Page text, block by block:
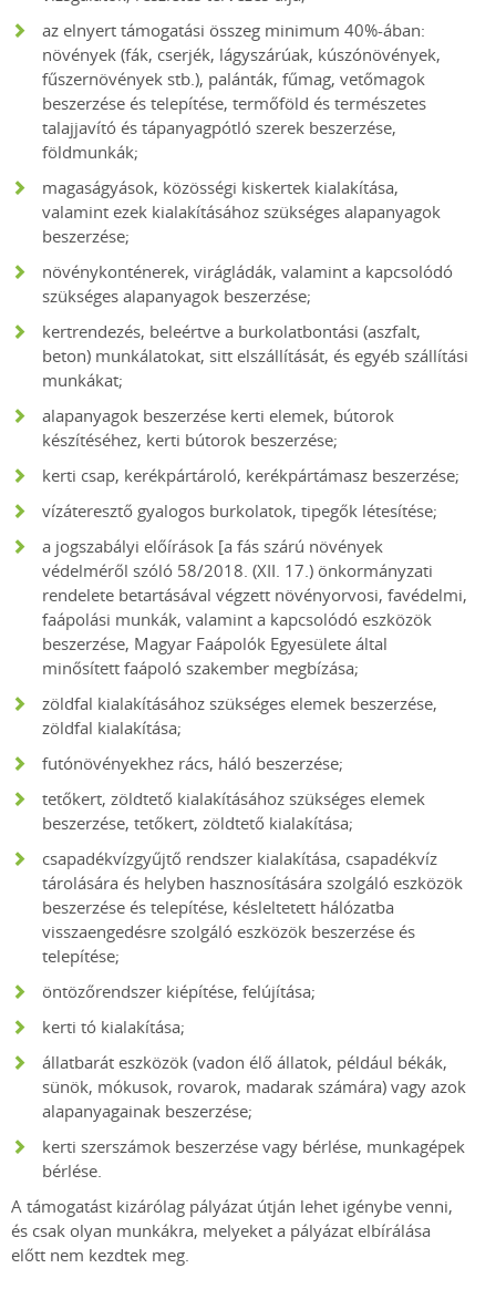
az elnyert támogatási összeg minimum 40%-ában:
növények (fák, cserjék, lágyszárúak, kúszónövények,
fűszernövények stb.), palánták, fűmag, vetőmagok
beszerzése és telepítése, termőföld és természetes
talajjavító és tápanyagpótló szerek beszerzése,
földmunkák;
magaságyások, közösségi kiskertek kialakítása,
valamint ezek kialakításához szükséges alapanyagok
beszerzése;
növénykonténerek, virágládák, valamint a kapcsolódó
szükséges alapanyagok beszerzése;
kertrendezés, beleértve a burkolatbontási (aszfalt,
beton) munkálatokat, sitt elszállítását, és egyéb szállítási
munkákat;
alapanyagok beszerzése kerti elemek, bútorok
készítéséhez, kerti bútorok beszerzése;
kerti csap, kerékpártároló, kerékpártámasz beszerzése;
vízáteresztő gyalogos burkolatok, tipegők létesítése;
a jogszabályi előírások [a fás szárú növények
védelméről szóló 58/2018. (XII. 17.) önkormányzati
rendelete betartásával végzett növényorvosi, favédelmi,
faápolási munkák, valamint a kapcsolódó eszközök
beszerzése, Magyar Faápolók Egyesülete által
minősített faápoló szakember megbízása;
zöldfal kialakításához szükséges elemek beszerzése,
zöldfal kialakítása;
futónövényekhez rács, háló beszerzése;
tetőkert, zöldtető kialakításához szükséges elemek
beszerzése, tetőkert, zöldtető kialakítása;
csapadékvízgyűjtő rendszer kialakítása, csapadékvíz
tárolására és helyben hasznosítására szolgáló eszközök
beszerzése és telepítése, késleltetett hálózatba
visszaengedésre szolgáló eszközök beszerzése és
telepítése;
öntözőrendszer kiépítése, felújítása;
kerti tó kialakítása;
állatbarát eszközök (vadon élő állatok, például békák,
sünök, mókusok, rovarok, madarak számára) vagy azok
alapanyagainak beszerzése;
kerti szerszámok beszerzése vagy bérlése, munkagépek
bérlése.
A támogatást kizárólag pályázat útján lehet igénybe venni,
és csak olyan munkákra, melyeket a pályázat elbírálása
előtt nem kezdtek meg.